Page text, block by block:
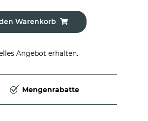
Warenkorb
Angebot erhalten.
Mengenrabatte